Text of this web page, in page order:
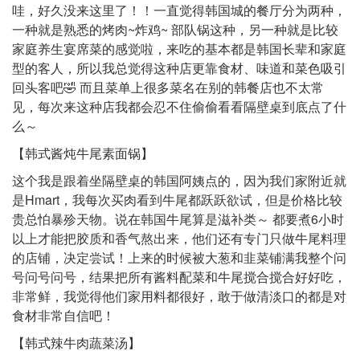
哇，好久没来这里了！！一直觉得韩国城的餐厅分为两种，
一种就是熟悉的烤肉~炸鸡~ 部队锅这种，另一种就是比较
家庭养生宴席菜的感觉啦，来吃的基本都是韩国长辈和家庭
型的客人，所以我总觉得这种店更靠食材、味道和菜色吸引
回头客吧🤣 而且菜单上很多菜名在别的韩餐店也不太常
见，每次来这种店我都会忍不住偷偷看看隔壁桌到底点了什
么～
【韩式酱炖牛尾素面锅】
这个我是跟着坐隔壁桌的韩国阿姨点的，因为我们家附近就
是Hmart，我每次买肉看到牛尾都跃跃欲试，但是价格比较
贵总怕暴殄天物。说在韩国牛尾算是滋补类～ 都要煮6小时
以上才能把胶质和香气熬出来，他们还有专门只做牛尾料理
的店铺，决定尝试！上来的时候被大葱和韭菜铺满我整个问
号问号问号，结果把所有酱料配菜和牛尾搅合搅合好好吃，
非常鲜，我觉得他们家用料都很好，敢于做清淡口的都是对
食材非常自信吧！
【韩式辣牛肉蔬菜汤】